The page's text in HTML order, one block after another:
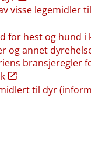
visse legemidler
for hest og hund i
og annet
bransjeregler
til dyr